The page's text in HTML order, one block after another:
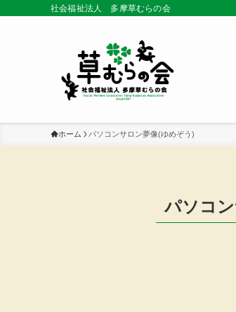
社会福祉法人 多摩草むらの会
ホーム パソコンサロン夢像(ゆめぞう)
パソコ